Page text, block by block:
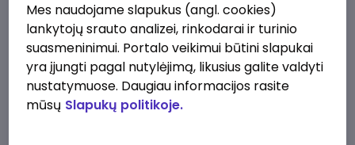
prieš 15 val.
Darbo užmokesčio buhalteris(ė)
Mes naudojame slapukus (angl. cookies)
lankytojų srauto analizei, rinkodarai ir turinio
suasmeninimui. Portalo veikimui būtini slapukai
yra įjungti pagal nutylėjimą, likusius galite valdyti
nustatymuose. Daugiau informacijos rasite
mūsų Slapukų politikoje.